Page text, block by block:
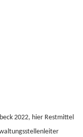
2022, hier Restmittel